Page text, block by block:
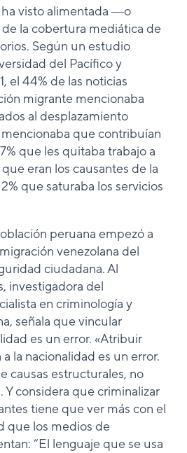
visto alimentada ―o
la cobertura mediática de
Según un estudio
del Pacífico y
el 44% de las noticias
migrante mencionaba
al desplazamiento
que contribuían
que les quitaba trabajo a
eran los causantes de la
que saturaba los servicios
peruana empezó a
venezolana del
ciudadana. Al
investigadora del
en criminología y
señala que vincular
es un error. «Atribuir
la nacionalidad es un error.
causas estructurales, no
Y considera que criminalizar
tiene que ver más con el
que los medios de
“El lenguaje que se usa